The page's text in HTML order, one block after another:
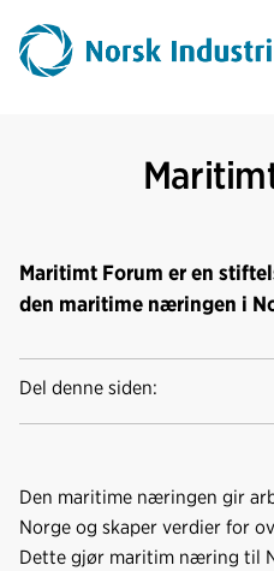
Maritimt Forum er en
den maritime næringen i
Del denne siden:
Den maritime næringen gir
Norge og skaper verdier for
Dette gjør maritim næring til